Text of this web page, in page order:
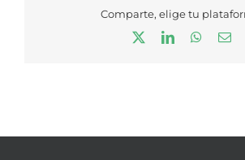
Comparte, elige tu
LinkedIn